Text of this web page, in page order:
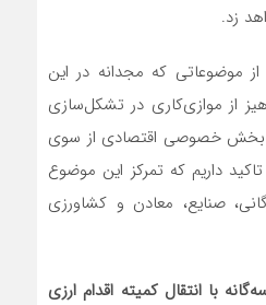
زد.
موضوعاتی که مجدانه در این
از موازی‌کاری در تشکل‌سازی
بخش خصوصی اقتصادی از سوی
داریم که تمرکز این موضوع
صنایع، معادن و کشاورزی
با انتقال کمیته اقدام ارزی